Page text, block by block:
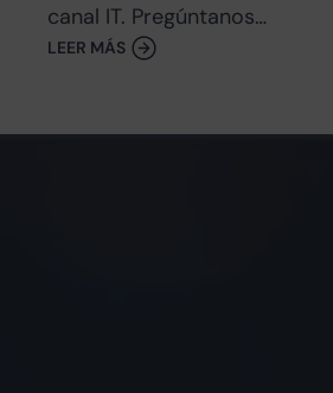
canal IT. Pregúntanos…
LEER MÁS